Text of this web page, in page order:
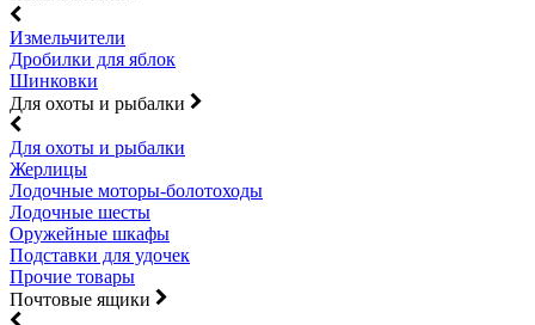
Измельчители
Дробилки для яблок
Шинковки
Для охоты и рыбалки
Для охоты и рыбалки
Жерлицы
Лодочные моторы-болотоходы
Лодочные шесты
Оружейные шкафы
Подставки для удочек
Прочие товары
Почтовые ящики